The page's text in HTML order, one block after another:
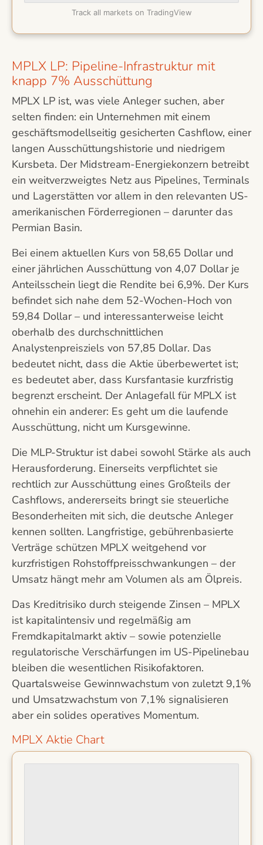
Track all markets on TradingView
MPLX LP: Pipeline-Infrastruktur mit
knapp 7% Ausschüttung
MPLX LP ist, was viele Anleger suchen, aber
selten finden: ein Unternehmen mit einem
geschäftsmodellseitig gesicherten Cashflow, einer
langen Ausschüttungshistorie und niedrigem
Kursbeta. Der Midstream-Energiekonzern betreibt
ein weitverzweigtes Netz aus Pipelines, Terminals
und Lagerstätten vor allem in den relevanten US-
amerikanischen Förderregionen – darunter das
Permian Basin.
Bei einem aktuellen Kurs von 58,65 Dollar und
einer jährlichen Ausschüttung von 4,07 Dollar je
Anteilsschein liegt die Rendite bei 6,9%. Der Kurs
befindet sich nahe dem 52-Wochen-Hoch von
59,84 Dollar – und interessanterweise leicht
oberhalb des durchschnittlichen
Analystenpreisziels von 57,85 Dollar. Das
bedeutet nicht, dass die Aktie überbewertet ist;
es bedeutet aber, dass Kursfantasie kurzfristig
begrenzt erscheint. Der Anlagefall für MPLX ist
ohnehin ein anderer: Es geht um die laufende
Ausschüttung, nicht um Kursgewinne.
Die MLP-Struktur ist dabei sowohl Stärke als auch
Herausforderung. Einerseits verpflichtet sie
rechtlich zur Ausschüttung eines Großteils der
Cashflows, andererseits bringt sie steuerliche
Besonderheiten mit sich, die deutsche Anleger
kennen sollten. Langfristige, gebührenbasierte
Verträge schützen MPLX weitgehend vor
kurzfristigen Rohstoffpreisschwankungen – der
Umsatz hängt mehr am Volumen als am Ölpreis.
Das Kreditrisiko durch steigende Zinsen – MPLX
ist kapitalintensiv und regelmäßig am
Fremdkapitalmarkt aktiv – sowie potenzielle
regulatorische Verschärfungen im US-Pipelinebau
bleiben die wesentlichen Risikofaktoren.
Quartalsweise Gewinnwachstum von zuletzt 9,1%
und Umsatzwachstum von 7,1% signalisieren
aber ein solides operatives Momentum.
MPLX Aktie Chart